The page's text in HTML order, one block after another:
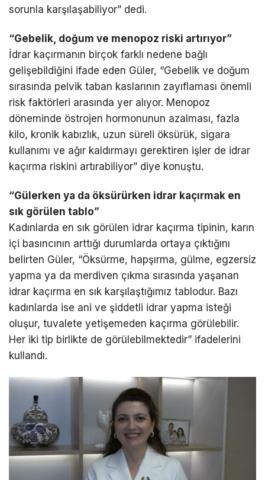
sorunla karşılaşabiliyor” dedi.
“Gebelik, doğum ve menopoz riski artırıyor”
İdrar kaçırmanın birçok farklı nedene bağlı
gelişebildiğini ifade eden Güler, “Gebelik ve doğum
sırasında pelvik taban kaslarının zayıflaması önemli
risk faktörleri arasında yer alıyor. Menopoz
döneminde östrojen hormonunun azalması, fazla
kilo, kronik kabızlık, uzun süreli öksürük, sigara
kullanımı ve ağır kaldırmayı gerektiren işler de idrar
kaçırma riskini artırabiliyor” diye konuştu.
“Gülerken ya da öksürürken idrar kaçırmak en
sık görülen tablo”
Kadınlarda en sık görülen idrar kaçırma tipinin, karın
içi basıncının arttığı durumlarda ortaya çıktığını
belirten Güler, “Öksürme, hapşırma, gülme, egzersiz
yapma ya da merdiven çıkma sırasında yaşanan
idrar kaçırma en sık karşılaştığımız tablodur. Bazı
kadınlarda ise ani ve şiddetli idrar yapma isteği
oluşur, tuvalete yetişemeden kaçırma görülebilir.
Her iki tip birlikte de görülebilmektedir” ifadelerini
kullandı.